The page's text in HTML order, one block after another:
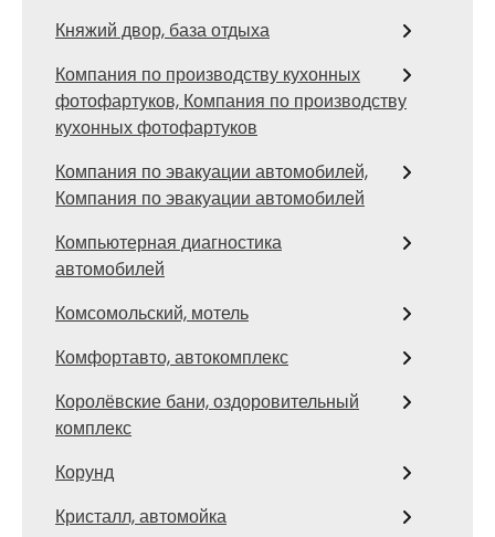
Княжий двор, база отдыха
Компания по производству кухонных
фотофартуков, Компания по производству
кухонных фотофартуков
Компания по эвакуации автомобилей,
Компания по эвакуации автомобилей
Компьютерная диагностика
автомобилей
Комсомольский, мотель
Комфортавто, автокомплекс
Королёвские бани, оздоровительный
комплекс
Корунд
Кристалл, автомойка